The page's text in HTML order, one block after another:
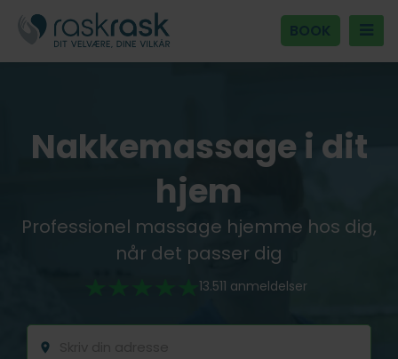
BOOK
nakkemassage i dit
hjem
Professionel massage hjemme hos dig,
når det passer dig
13.511 anmeldelser